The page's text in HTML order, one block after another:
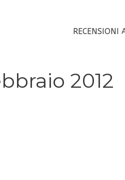
RECENSIONI
2012